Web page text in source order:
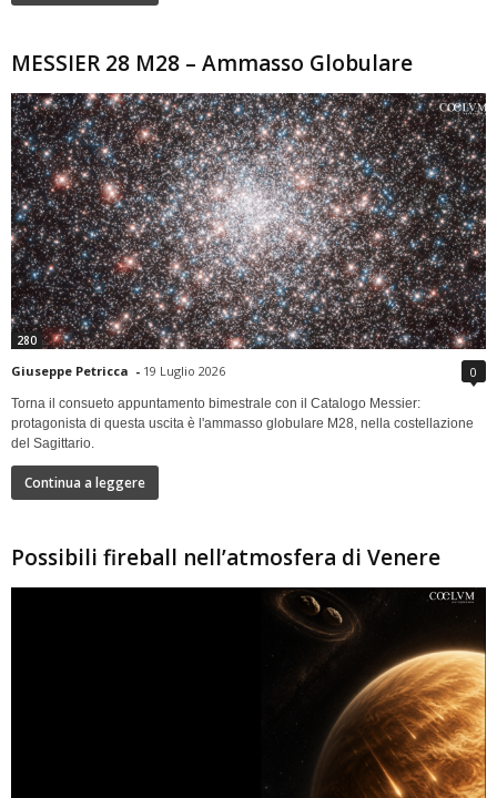
MESSIER 28 M28 – Ammasso Globulare
280
Giuseppe Petricca - 19 Luglio 2026 0
Torna il consueto appuntamento bimestrale con il Catalogo Messier:
protagonista di questa uscita è l'ammasso globulare M28, nella costellazione
del Sagittario.
Continua a leggere
Possibili fireball nell’atmosfera di Venere